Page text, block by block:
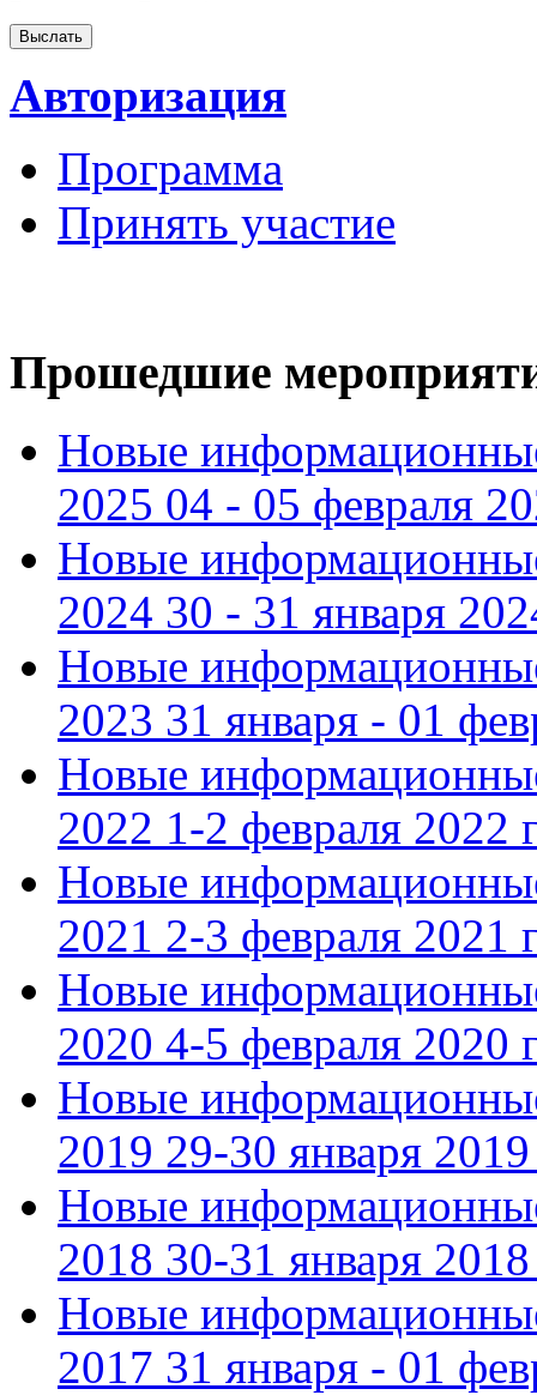
Авторизация
Программа
Принять участие
Прошедшие
Новые
2025 04 - 05 февраля
Новые
2024 30 - 31 января
Новые
2023 31 января - 01
Новые
2022 1-2 февраля 2022
Новые
2021 2-3 февраля 2021
Новые
2020 4-5 февраля 2020
Новые
2019 29-30 января 2019
Новые
2018 30-31 января 2018
Новые
2017 31 января - 01